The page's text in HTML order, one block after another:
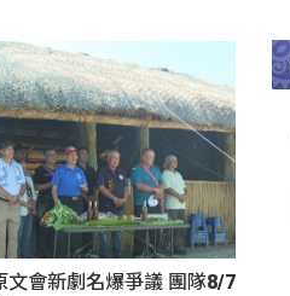
文會新劇名爆爭議 團隊8/7